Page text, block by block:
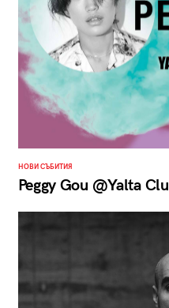
НОВИ СЪБИТИЯ
Peggy Gou @Yalta